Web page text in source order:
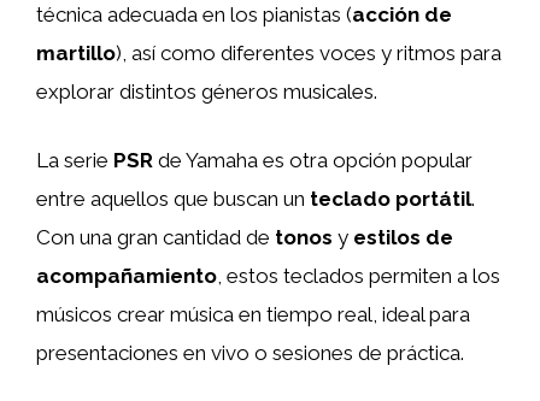
técnica adecuada en los pianistas (acción de
martillo), así como diferentes voces y ritmos para
explorar distintos géneros musicales.
La serie PSR de Yamaha es otra opción popular
entre aquellos que buscan un teclado portátil.
Con una gran cantidad de tonos y estilos de
acompañamiento, estos teclados permiten a los
músicos crear música en tiempo real, ideal para
presentaciones en vivo o sesiones de práctica.